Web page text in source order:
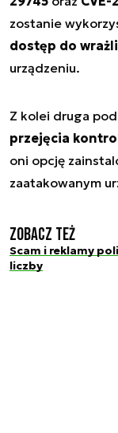
zostanie
dostęp do
urządzeniu.
Z kolei druga
przejęcia
oni opcję
zaatakowanym
Zobacz też
Scam i reklamy
liczby